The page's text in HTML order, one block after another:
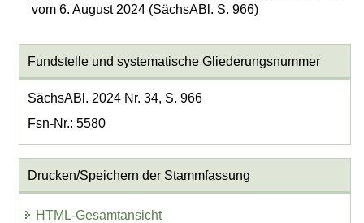
vom 6. August 2024 (SächsABl. S. 966)
Fundstelle und systematische Gliederungsnummer
SächsABl. 2024 Nr. 34, S. 966
Fsn-Nr.: 5580
Drucken/Speichern der Stammfassung
HTML-Gesamtansicht